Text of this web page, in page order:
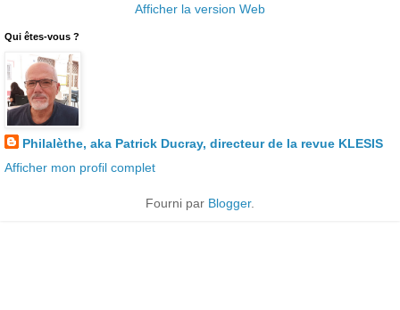
Afficher la version Web
Qui êtes-vous ?
Philalèthe, aka Patrick Ducray, directeur de la revue KLESIS
Afficher mon profil complet
Fourni par Blogger.